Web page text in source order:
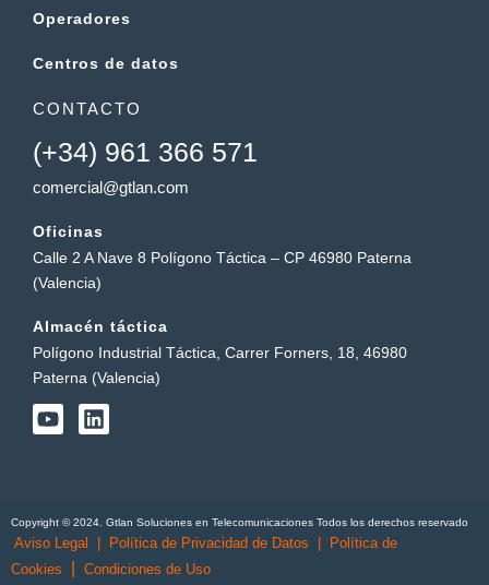
Operadores
Centros de datos
CONTACTO
(+34) 961 366 571
comercial@gtlan.com
Oficinas
Calle 2 A Nave 8 Polígono Táctica – CP 46980 Paterna
(Valencia)
Almacén táctica
Polígono Industrial Táctica, Carrer Forners, 18, 46980
Paterna (Valencia)
Y
o
e
L
i
i
n
Copyright © 2024. Gtlan Soluciones en Telecomunicaciones Todos los derechos reservado
Aviso Legal | Política de Privacidad de Datos | Política de
Cookies
Condiciones de Uso